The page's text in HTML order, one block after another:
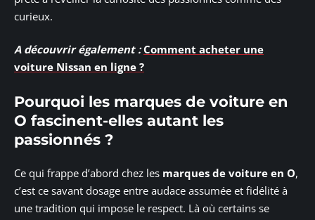
curieux.
A découvrir également : Comment acheter une
voiture Nissan en ligne ?
Pourquoi les marques de voiture en
O fascinent-elles autant les
passionnés ?
Ce qui frappe d’abord chez les marques de voiture en O,
c’est ce savant dosage entre audace assumée et fidélité à
une tradition qui impose le respect. Là où certains se